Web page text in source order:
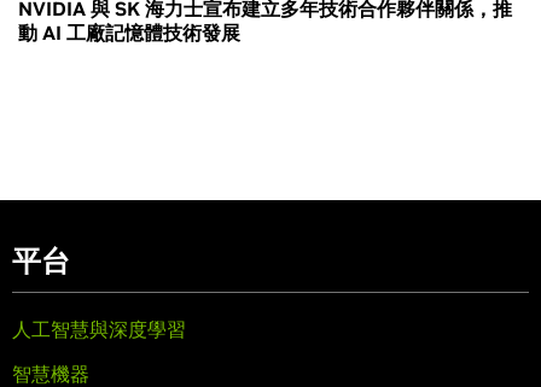
NVIDIA 與 SK 海力士宣布建立多年技術合作夥伴關係，推
動 AI 工廠記憶體技術發展
平台
人工智慧與深度學習
智慧機器